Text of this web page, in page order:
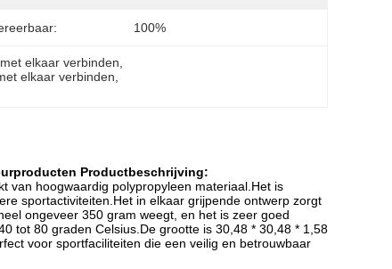
100%
elkaar verbinden
elkaar verbinden
Productbeschrijving:
van hoogwaardig polypropyleen materiaal.Het is
sportactiviteiten.Het in elkaar grijpende ontwerp zorgt
ongeveer 350 gram weegt, en het is zeer goed
tot 80 graden Celsius.De grootte is 30,48 * 30,48 * 1,58
voor sportfaciliteiten die een veilig en betrouwbaar